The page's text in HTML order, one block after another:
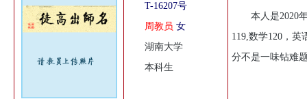
T-16207号
周教员 女
湖南大学
本科生
本人是2020
119,数学120，英
分不是一味钻难